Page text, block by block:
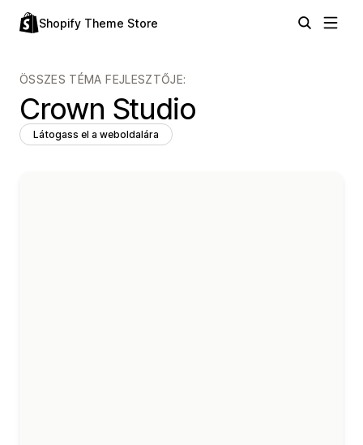
Shopify Theme Store
ÖSSZES TÉMA FEJLESZTŐJE:
Crown Studio
Látogass el a weboldalára